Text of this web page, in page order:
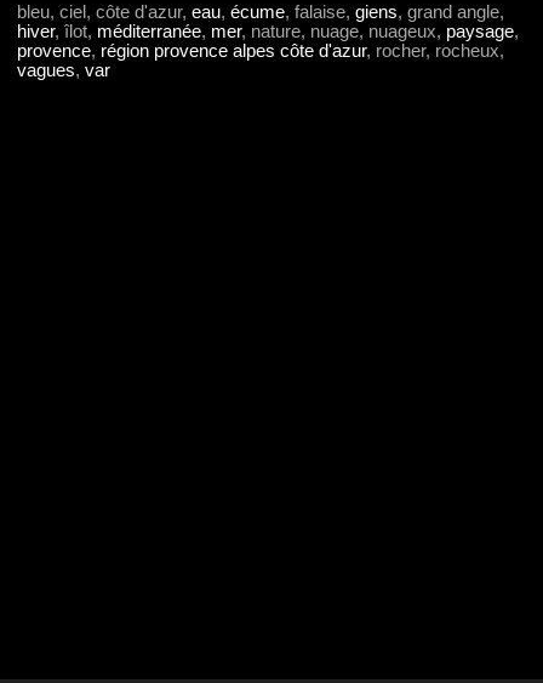
bleu, ciel, côte d'azur, eau, écume, falaise, giens, grand angle,
hiver, îlot, méditerranée, mer, nature, nuage, nuageux, paysage,
provence, région provence alpes côte d'azur, rocher, rocheux,
vagues, var